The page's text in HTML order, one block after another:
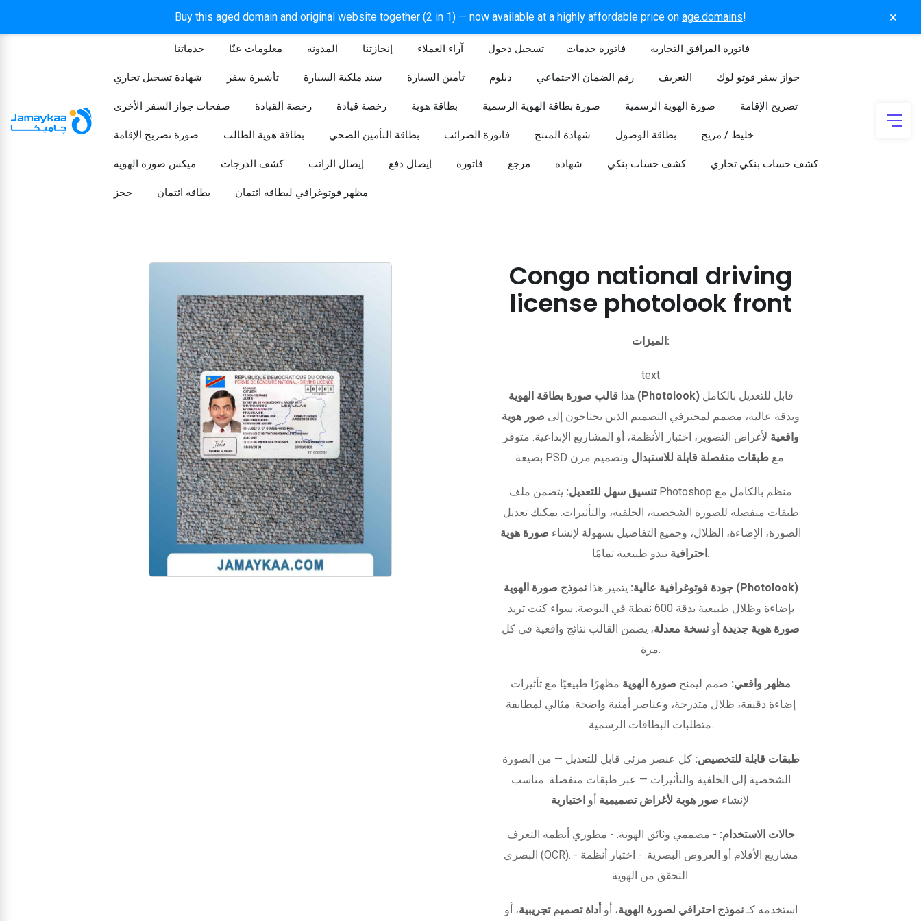
Buy this aged domain and original website together (2 in 1) — now available at a highly affordable price on age.domains! ×
خدماتنا معلومات عنّا المدونة إنجازتنا آراء العملاء تسجيل دخول​ فاتورة خدمات فاتورة المرافق التجارية
شهادة تسجيل تجاري تأشيرة سفر سند ملكية السيارة تأمين السيارة دبلوم رقم الضمان الاجتماعي التعريف جواز سفر فوتو لوك
صفحات جواز السفر الأخرى رخصة القيادة رخصة قيادة بطاقة هوية صورة بطاقة الهوية الرسمية صورة الهوية الرسمية تصريح الإقامة
صورة تصريح الإقامة بطاقة هوية الطالب بطاقة التأمين الصحي فاتورة الضرائب شهادة المنتج بطاقة الوصول خليط / مزيج
ميكس صورة الهوية كشف الدرجات إيصال الراتب إيصال دفع فاتورة مرجع شهادة كشف حساب بنكي كشف حساب بنكي تجاري
حجز بطاقة ائتمان مظهر فوتوغرافي لبطاقة ائتمان
Congo national driving
license photolook front
الميزات:
text
هذاقالب صورة بطاقة الهوية (Photolook)قابل للتعديل بالكامل
وبدقة عالية، مصمم لمحترفي التصميم الذين يحتاجون إلى صور هوية
واقعية لأغراض التصوير، اختبار الأنظمة، أو المشاريع الإبداعية. متوفر
بصيغة PSD مع طبقات منفصلة قابلة للاستبدال وتصميم مرن.
تنسيق سهل للتعديل: يتضمن ملف Photoshop منظم بالكامل مع
طبقات منفصلة للصورة الشخصية، الخلفية، والتأثيرات. يمكنك تعديل
الصورة، الإضاءة، الظلال، وجميع التفاصيل بسهولة لإنشاء صورة هوية
احترافيةتبدو طبيعية تمامًا.
جودة فوتوغرافية عالية: يتميز هذا
نموذج صورة الهوية (Photolook)
بإضاءة وظلال طبيعية بدقة 600 نقطة في البوصة. سواء كنت تريد
صورة هوية جديدة أو نسخة معدلة، يضمن القالب نتائج واقعية في كل
مرة.
مظهر واقعي: صمم ليمنح صورة الهوية مظهرًا طبيعيًا مع تأثيرات
إضاءة دقيقة، ظلال متدرجة، وعناصر أمنية واضحة. مثالي لمطابقة
متطلبات البطاقات الرسمية.
طبقات قابلة للتخصيص: كل عنصر مرئي قابل للتعديل — من الصورة
الشخصية إلى الخلفية والتأثيرات — عبر طبقات منفصلة. مناسب
لإنشاء صور هوية لأغراض تصميمية أو اختبارية .
حالات الاستخدام: - مصممي وثائق الهوية. - مطوري أنظمة التعرف
البصري (OCR). - مشاريع الأفلام أو العروض البصرية. - اختبار أنظمة
التحقق من الهوية.
استخدمه كـنموذج احترافي لصورة الهوية، أو أداة تصميم تجريبية، أو